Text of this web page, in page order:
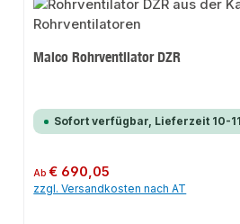
Maico Rohrventilator DZR
Sofort verfügbar, Lieferzeit 10-
Regulärer Preis:
Ab€ 690,05
zzgl. Versandkosten nach AT